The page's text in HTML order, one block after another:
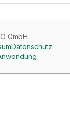
GmbH
Datenschutz